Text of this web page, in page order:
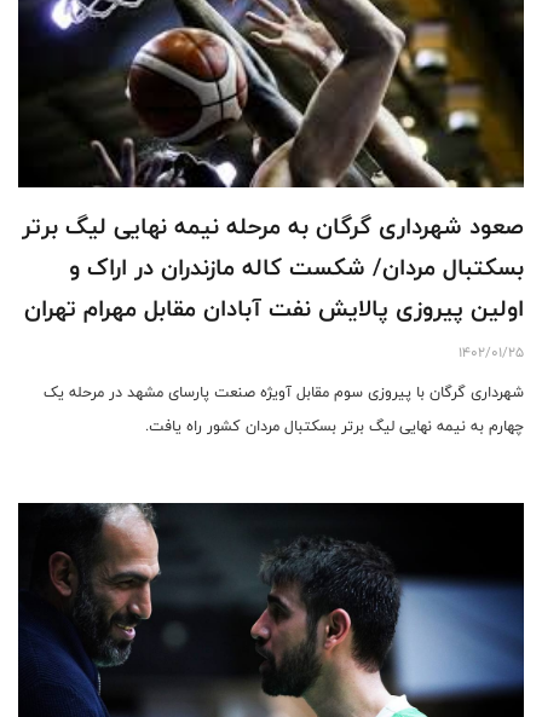
صعود شهرداری گرگان به مرحله نیمه نهایی لیگ برتر
بسکتبال مردان/ شکست کاله مازندران در اراک و
اولین پیروزی پالایش نفت آبادان مقابل مهرام تهران
1402/01/25
شهرداری گرگان با پیروزی سوم مقابل آویژه صنعت پارسای مشهد در مرحله یک
چهارم به نیمه نهایی لیگ برتر بسکتبال مردان کشور راه یافت.